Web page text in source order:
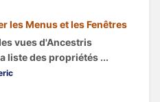
les Menus et les Fenêtres
vues d'Ancestris
liste des propriétés ...